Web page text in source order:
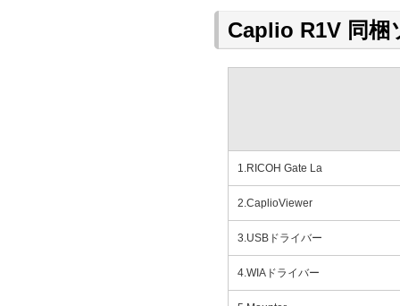
Caplio R1V 同梱
1.RICOH Gate La
2.CaplioViewer
3.USBドライバー
4.WIAドライバー